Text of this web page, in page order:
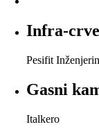
Infra-
Pesifit
Gasni
Italkero